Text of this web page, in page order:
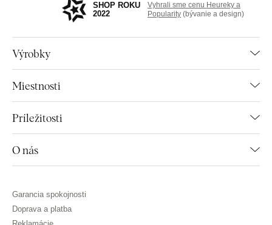
Výrobky
Miestnosti
Príležitosti
O nás
SHOP ROKU
2022
Vyhrali sme cenu Heureky a
Popularity (bývanie a design)
Garancia spokojnosti
Doprava a platba